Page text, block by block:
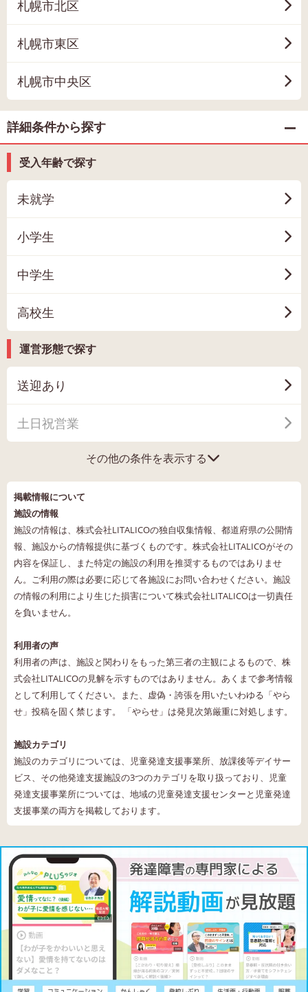
札幌市北区
札幌市東区
札幌市中央区
詳細条件から探す
受入年齢で探す
未就学
小学生
中学生
高校生
運営形態で探す
送迎あり
土日祝営業
その他の条件を表示する
掲載情報について
施設の情報
施設の情報は、株式会社LITALICOの独自収集情報、都道府県の公開情
報、施設からの情報提供に基づくものです。株式会社LITALICOがその
内容を保証し、また特定の施設の利用を推奨するものではありませ
ん。ご利用の際は必要に応じて各施設にお問い合わせください。施設
の情報の利用により生じた損害について株式会社LITALICOは一切責任
を負いません。
利用者の声
利用者の声は、施設と関わりをもった第三者の主観によるもので、株
式会社LITALICOの見解を示すものではありません。あくまで参考情報
として利用してください。また、虚偽・誇張を用いたいわゆる「やら
せ」投稿を固く禁じます。 「やらせ」は発見次第厳重に対処します。
施設カテゴリ
施設のカテゴリについては、児童発達支援事業所、放課後等デイサー
ビス、その他発達支援施設の3つのカテゴリを取り扱っており、児童
発達支援事業所については、地域の児童発達支援センターと児童発達
支援事業の両方を掲載しております。